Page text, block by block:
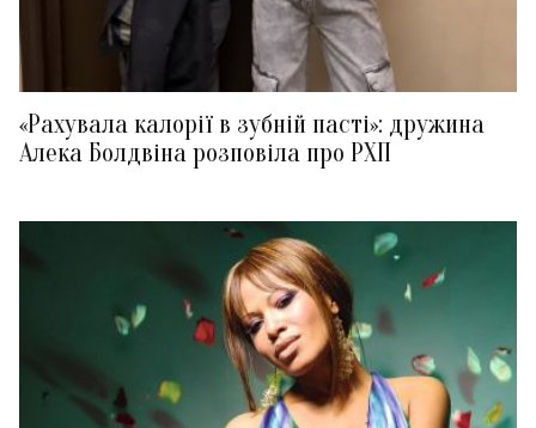
«Рахувала калорії в зубній пасті»: дружина
Алека Болдвіна розповіла про РХП